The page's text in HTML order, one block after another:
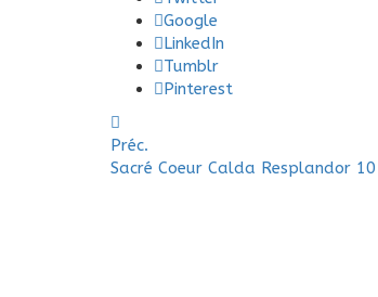
Google
LinkedIn
Tumblr
Pinterest
Préc.
Sacré Coeur Calda Resplandor 10